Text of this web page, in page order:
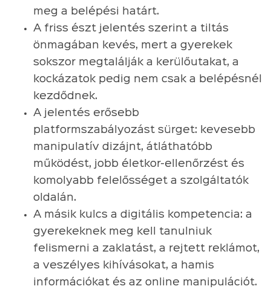
meg a belépési határt.
A friss észt jelentés szerint a tiltás
önmagában kevés, mert a gyerekek
sokszor megtalálják a kerülőutakat, a
kockázatok pedig nem csak a belépésnél
kezdődnek.
A jelentés erősebb
platformszabályozást sürget: kevesebb
manipulatív dizájnt, átláthatóbb
működést, jobb életkor-ellenőrzést és
komolyabb felelősséget a szolgáltatók
oldalán.
A másik kulcs a digitális kompetencia: a
gyerekeknek meg kell tanulniuk
felismerni a zaklatást, a rejtett reklámot,
a veszélyes kihívásokat, a hamis
információkat és az online manipulációt.